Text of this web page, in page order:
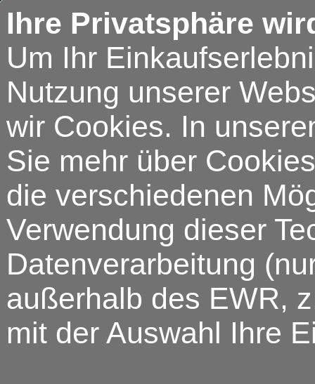
Ihre Privatsphäre
Um Ihr
Nutzung unserer
wir Cookies. In
Sie mehr über
die verschiedenen
Verwendung dieser
Datenverarbeitung
außerhalb des EWR,
mit der Auswahl Ihre